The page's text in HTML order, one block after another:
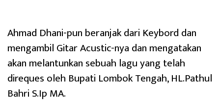
Ahmad Dhani-pun beranjak dari Keybord dan
mengambil Gitar Acustic-nya dan mengatakan
akan melantunkan sebuah lagu yang telah
direques oleh Bupati Lombok Tengah, HL.Pathul
Bahri S.Ip MA.